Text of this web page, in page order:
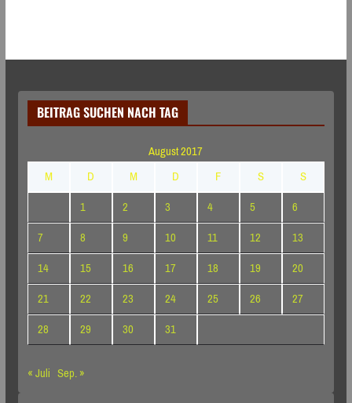
BEITRAG SUCHEN NACH TAG
August 2017
M
D M D F S
S
1
2 3 4 5
6
7
8 9 10 11 12
13
14
15 16 17 18 19
20
21
22 23 24 25 26
27
28
29 30
31
« Juli Sep. »